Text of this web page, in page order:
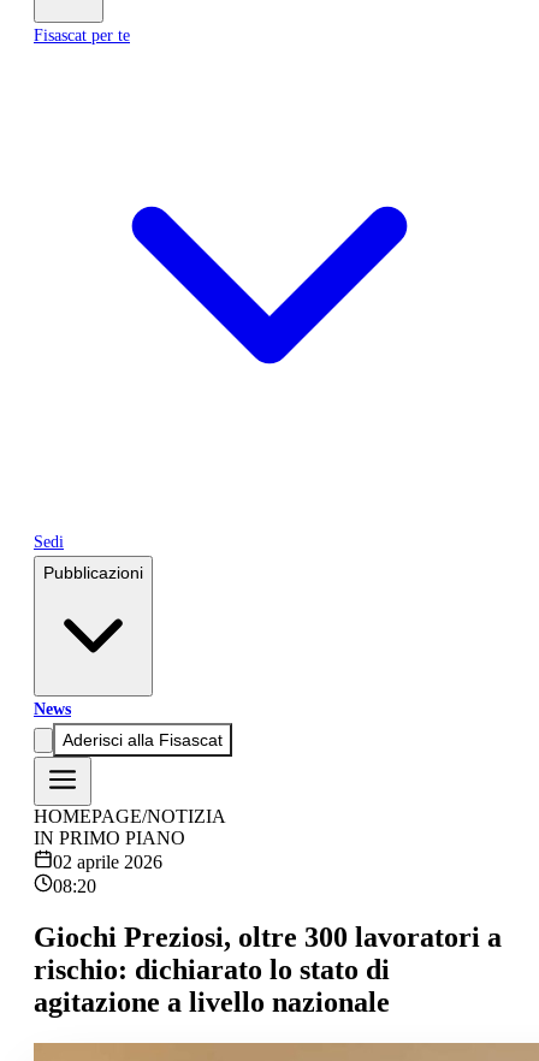
Fisascat per te
Sedi
Pubblicazioni
News
Aderisci alla Fisascat
HOMEPAGE/NOTIZIA
IN PRIMO PIANO
02 aprile 2026
08:20
Giochi Preziosi, oltre 300 lavoratori a
rischio: dichiarato lo stato di
agitazione a livello nazionale